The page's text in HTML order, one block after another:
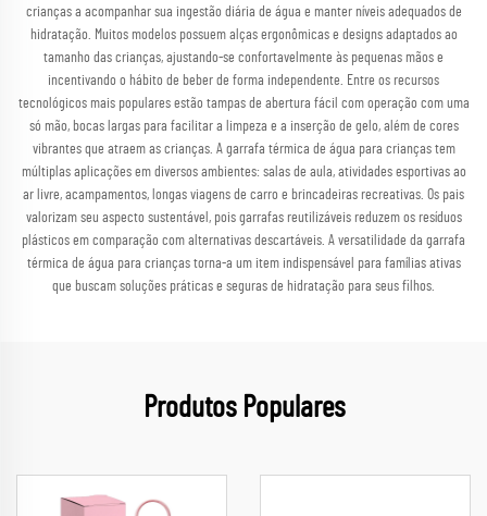
crianças a acompanhar sua ingestão diária de água e manter níveis adequados de
hidratação. Muitos modelos possuem alças ergonômicas e designs adaptados ao
tamanho das crianças, ajustando-se confortavelmente às pequenas mãos e
incentivando o hábito de beber de forma independente. Entre os recursos
tecnológicos mais populares estão tampas de abertura fácil com operação com uma
só mão, bocas largas para facilitar a limpeza e a inserção de gelo, além de cores
vibrantes que atraem as crianças. A garrafa térmica de água para crianças tem
múltiplas aplicações em diversos ambientes: salas de aula, atividades esportivas ao
ar livre, acampamentos, longas viagens de carro e brincadeiras recreativas. Os pais
valorizam seu aspecto sustentável, pois garrafas reutilizáveis reduzem os resíduos
plásticos em comparação com alternativas descartáveis. A versatilidade da garrafa
térmica de água para crianças torna-a um item indispensável para famílias ativas
que buscam soluções práticas e seguras de hidratação para seus filhos.
Produtos Populares